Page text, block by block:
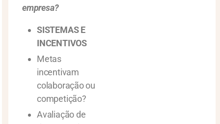
empresa?
SISTEMAS E
INCENTIVOS
Metas
incentivam
colaboração ou
competição?
Avaliação de